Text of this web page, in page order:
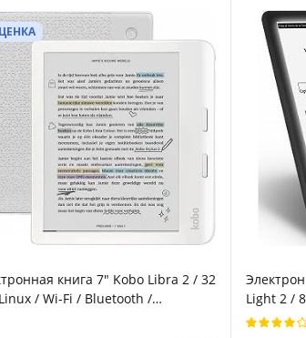
книга 7" Kobo Libra 2 / 32
/ Wi-Fi / Bluetooth /
Light 2 /
Черная